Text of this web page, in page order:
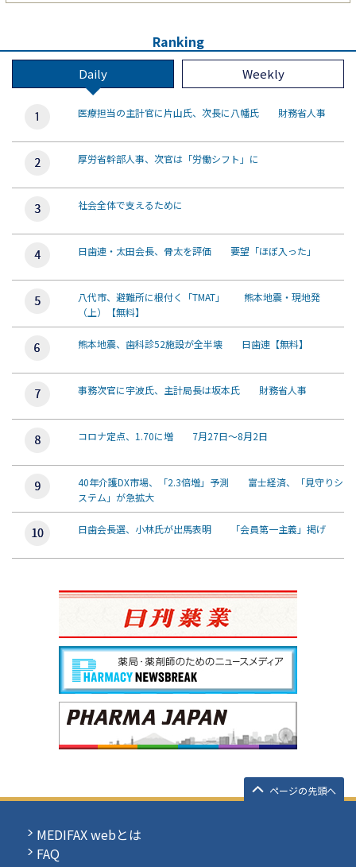
Ranking
Daily Weekly
医療担当の主計官に片山氏、次長に八幡氏 財務省人事
厚労省幹部人事、次官は「労働シフト」に
社会全体で支えるために
日歯連・太田会長、骨太を評価 要望「ほぼ入った」
八代市、避難所に根付く「TMAT」 熊本地震・現地発
（上）【無料】
熊本地震、歯科診52施設が全半壊 日歯連【無料】
事務次官に宇波氏、主計局長は坂本氏 財務省人事
コロナ定点、1.70に増 7月27日～8月2日
40年介護DX市場、「2.3倍増」予測 富士経済、「見守りシ
ステム」が急拡大
日歯会長選、小林氏が出馬表明 「会員第一主義」掲げ
ページの先頭へ
MEDIFAX webとは
FAQ